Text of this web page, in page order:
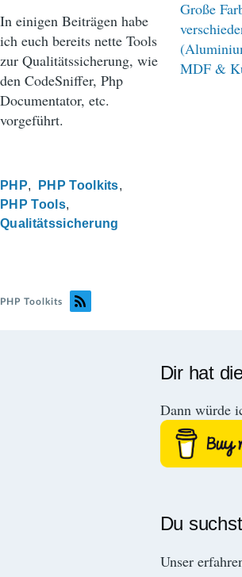
a
t
i
o
n
In einigen Beiträgen habe
ich euch bereits nette Tools
zur Qualitätssicherung, wie
den CodeSniffer, Php
Documentator, etc.
vorgeführt.
PHP
PHP Toolkits
PHP Tools
Qualitätssicherung
PHP Toolkits
Dir hat
Dann würde
Du
Unser